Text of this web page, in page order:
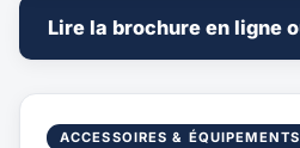
Lire la brochure en ligne
ACCESSOIRES & ÉQUIPEMENTS